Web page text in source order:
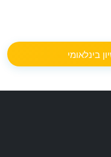
בינלאומי